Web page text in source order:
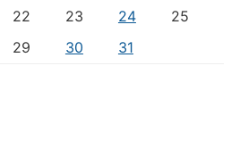
22 23 24
25
29 30 31